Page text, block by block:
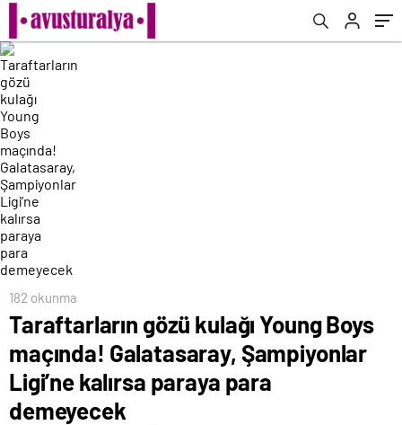
kalırsa paraya para demeyecek
182 okunma
Taraftarların gözü kulağı Young Boys
maçında! Galatasaray, Şampiyonlar
Ligi’ne kalırsa paraya para
demeyecek